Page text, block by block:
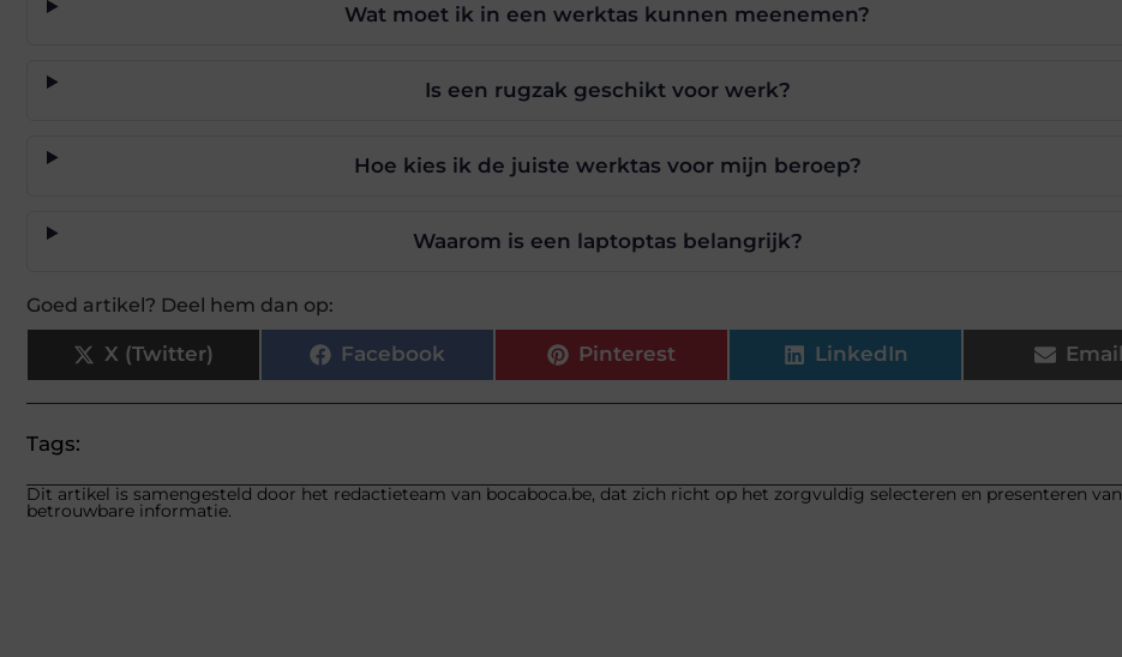
Wat moet ik in een werktas kunnen meenemen?
Is een rugzak geschikt voor werk?
Hoe kies ik de juiste werktas voor mijn beroep?
Waarom is een laptoptas belangrijk?
Goed artikel? Deel hem dan op:
X (Twitter) Facebook Pinterest LinkedIn Email
Tags:
Dit artikel is samengesteld door het redactieteam van bocaboca.be, dat zich richt op het zorgvuldig selecteren en presenteren van
betrouwbare informatie.